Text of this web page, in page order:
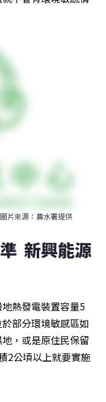
片來源：農水署提供
新興能源
熱發電裝置容量5
部分環境敏感區如
，或是原住民保留
2公頃以上就要實施